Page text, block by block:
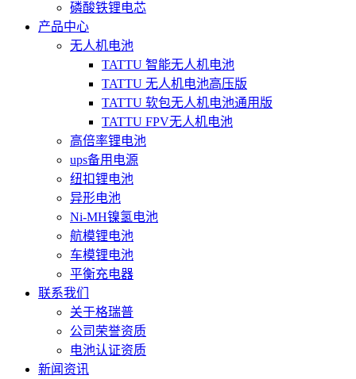
磷酸铁锂电芯
产品中心
无人机电池
TATTU 智能无人机电池
TATTU 无人机电池高压版
TATTU 软包无人机电池通用版
TATTU FPV无人机电池
高倍率锂电池
ups备用电源
纽扣锂电池
异形电池
Ni-MH镍氢电池
航模锂电池
车模锂电池
平衡充电器
联系我们
关于格瑞普
公司荣誉资质
电池认证资质
新闻资讯